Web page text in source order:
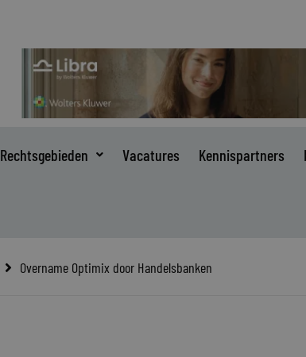
Rechtsgebieden Vacatures Kennispartners
Overname Optimix door Handelsbanken